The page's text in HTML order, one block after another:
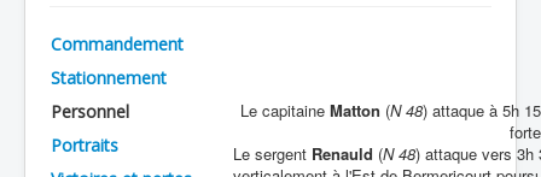
Avions
Personnels
Formation
Commandement
Stationnement
Personnel
Portraits
Le capitaine Matton (N 48) attaque à 5h
Le sergent Renauld (N 48) attaque vers 3h